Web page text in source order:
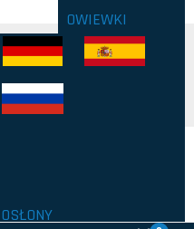
OWIEWKI
OSŁONY